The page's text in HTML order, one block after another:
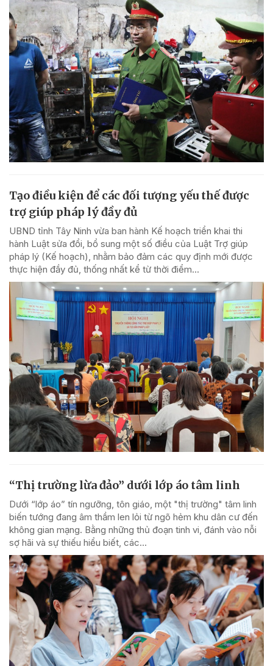
Tạo điều kiện để các đối tượng yếu thế được
trợ giúp pháp lý đầy đủ
UBND tỉnh Tây Ninh vừa ban hành Kế hoạch triển khai thi
hành Luật sửa đổi, bổ sung một số điều của Luật Trợ giúp
pháp lý (Kế hoạch), nhằm bảo đảm các quy định mới được
thực hiện đầy đủ, thống nhất kể từ thời điểm...
“Thị trường lừa đảo” dưới lớp áo tâm linh
Dưới “lớp áo” tín ngưỡng, tôn giáo, một "thị trường" tâm linh
biến tướng đang âm thầm len lỏi từ ngõ hẻm khu dân cư đến
không gian mạng. Bằng những thủ đoạn tinh vi, đánh vào nỗi
sợ hãi và sự thiếu hiểu biết, các...